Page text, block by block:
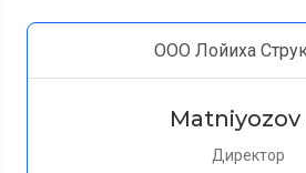
ООО Лойиха
Matniyozov
Директор